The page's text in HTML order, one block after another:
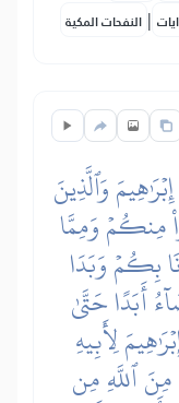
النفحات المكية |
وَٱلَّذِينَ
مِنكُمۡ وَمِمَّا
بِكُمۡ وَبَدَا
أَبَدًا حَتَّىٰ
لِأَبِيهِ
ٱللَّهِ مِن